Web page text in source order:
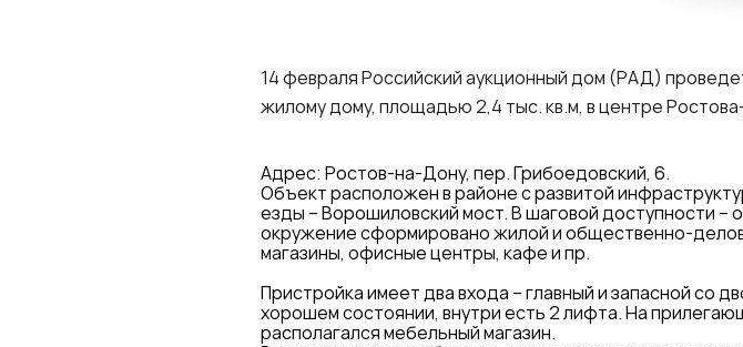
14 февраля Российский аукционный дом (РАД)
жилому дому, площадью 2,4 тыс. кв.м, в центре
Адрес: Ростов-на-Дону, пер. Грибоедовский, 6.
Объект расположен в районе с развитой
езды – Ворошиловский мост. В шаговой доступности
окружение сформировано жилой и общественно-
магазины, офисные центры, кафе и пр.
Пристройка имеет два входа – главный и запасной со
хорошем состоянии, внутри есть 2 лифта. На
располагался мебельный магазин.